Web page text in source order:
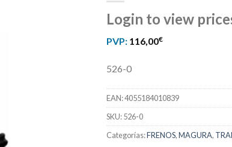
Login to view
PVP: 116,00€
526-0
EAN:4055184010839
SKU:526-0
Categorías:FRENOS,MAGURA,